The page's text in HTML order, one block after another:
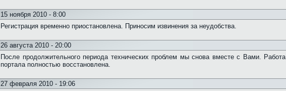
15 ноября 2010 - 8:00
Регистрация временно приостановлена. Приносим извинения за неудобства.
26 августа 2010 - 20:00
После продолжительного периода технических проблем мы снова вместе с Вами. Работа
портала полностью восстановлена.
27 февраля 2010 - 19:06